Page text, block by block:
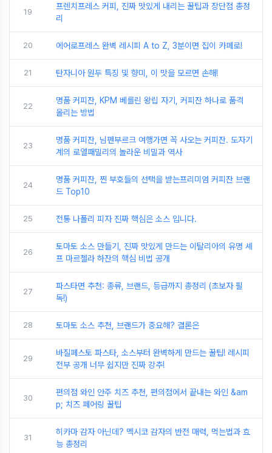
19
프렌치프레스 커피, 진짜 맛있게 내리는 꿀팁과 장단점 총정
리
20 에어로프레스 완벽 레시피 A to Z, 3분이면 집이 카페로!
21 탄자니아 원두 특징 및 향미, 이 맛을 모르면 손해!
22
명품 커피잔, KPM 베를린 왕립 자기, 커피잔 하나로 품격
올리는 방법
23
명품 커피잔, 님펜부르크 여행가면 꼭 사오는 커피잔. 도자기
계의 로열패밀리의 놀라운 비밀과 역사
24
명품 커피잔, 찐 부호들의 선택을 받는프리미엄 커피잔 브랜
드 Top10
25 전통 나폴리 피자 진짜 핵심은 소스 입니다.
26
토마토 소스 만들기, 진짜 맛있게 만드는 이탈리아의 유명 셰
프 마르첼라 하잔의 핵심 비법 공개
27
파스타면 추천: 종류, 브랜드, 등급까지 총정리 (초보자 필
독!)
28 토마토 소스 추천, 브랜드가 중요해? 결론은
29
바질페스토 파스타, 소스부터 완벽하게 만드는 꿀팁! 레시피
전부 공개 너무 쉽지만 진짜 강추!
30
편의점 와인 안주 치즈 추천, 편의점에서 끝내는 와인 &am
p; 치즈 페어링 꿀팁
31
히카마 감자 아닌데? 멕시코 감자의 반전 매력, 먹는법과 효
능 총정리